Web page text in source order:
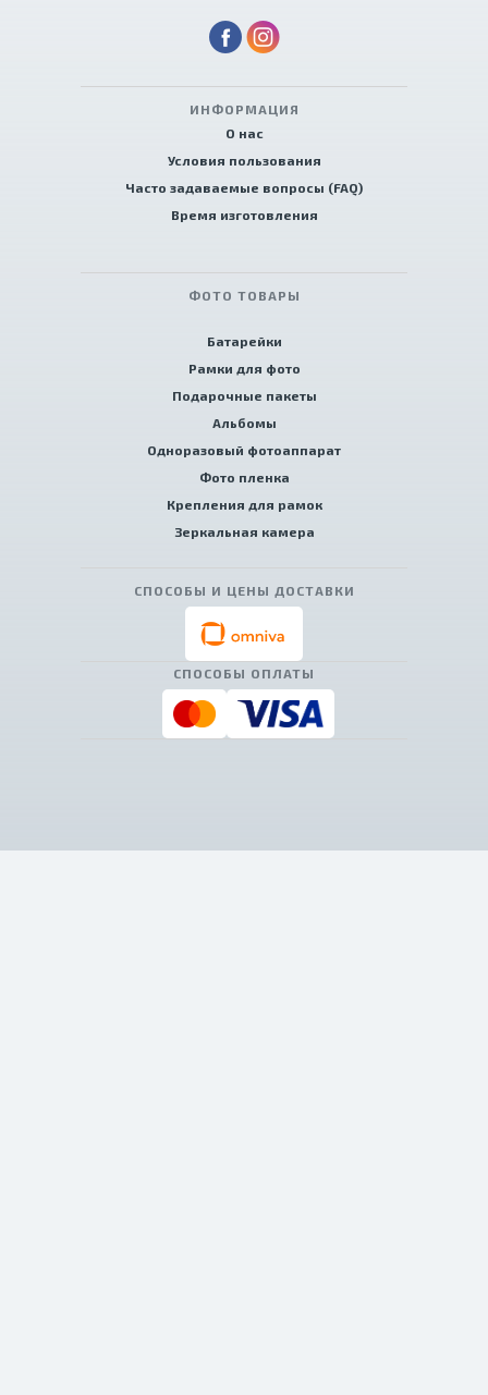
ИНФОРМАЦИЯ
О нас
Условия пользования
Часто задаваемые вопросы (FAQ)
Время изготовления
ФОТО ТОВАРЫ
Батарейки
Рамки для фото
Подарочные пакеты
Альбомы
Одноразовый фотоаппарат
Фото пленка
Крепления для рамок
Зеркальная камера
СПОСОБЫ И ЦЕНЫ ДОСТАВКИ
СПОСОБЫ ОПЛАТЫ